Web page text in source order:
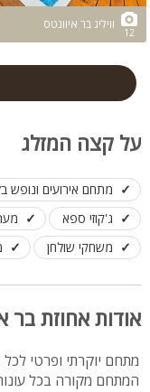
12
וויליג בר איוונטס
על קצה המזלג
מתחם אירועים ונופש
ג'קוזי ספא
משחקי שולחן
אודות אחוזת בר
המתחם מקורה בכל